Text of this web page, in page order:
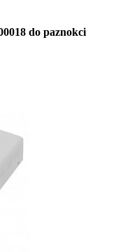
do paznokci